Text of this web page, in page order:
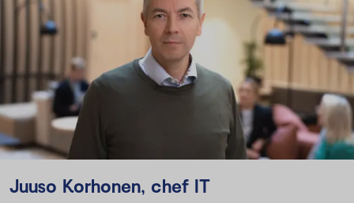
Juuso Korhonen, chef IT